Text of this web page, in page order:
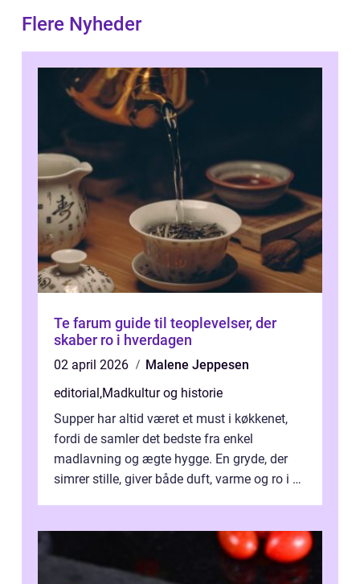
Flere Nyheder
Te farum guide til teoplevelser, der
skaber ro i hverdagen
02 april 2026
Malene Jeppesen
editorial ,Madkultur og historie
Supper har altid været et must i køkkenet,
fordi de samler det bedste fra enkel
madlavning og ægte hygge. En gryde, der
simrer stille, giver både duft, varme og ro i en